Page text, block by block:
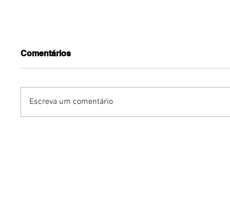
Comentários
Escreva um comentário